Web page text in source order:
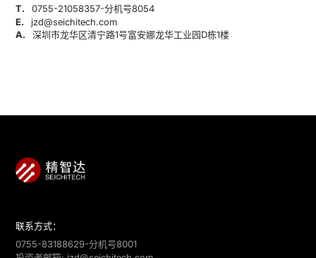
T.
0755-21058357-分机号8054
E.
jzd@seichitech.com
A.
深圳市龙华区清宁路1号富安娜龙华工业园D栋1楼
联系方式：
0755-83188629-分机号8001